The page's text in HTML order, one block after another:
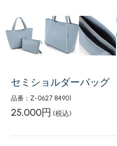
セミショルダーバッグ
品番：Z-0627 84901
25,000円 (税込)